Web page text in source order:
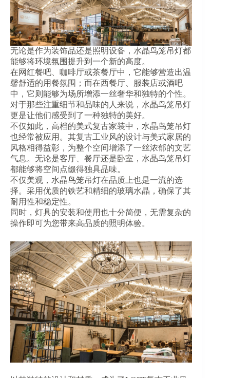
无论是作为装饰品还是照明设备，水晶鸟笼吊灯都
能够将环境氛围提升到一个新的高度。
在网红餐吧、咖啡厅或茶餐厅中，它能够营造出温
馨舒适的用餐氛围；而在西餐厅、服装店或酒吧
中，它则能够为场所增添一丝奢华和独特的个性。
对于那些注重细节和品味的人来说，水晶鸟笼吊灯
更是让他们感受到了一种独特的美好。
不仅如此，高档的美式复古家装中，水晶鸟笼吊灯
也经常被应用。其复古工业风的设计与美式家居的
风格相得益彰，为整个空间增添了一丝浓郁的文艺
气息。无论是客厅、餐厅还是卧室，水晶鸟笼吊灯
都能够将空间点缀得独具品味。
不仅美观，水晶鸟笼吊灯在品质上也是一流的选
择。采用优质的铁艺和精细的玻璃水晶，确保了其
耐用性和稳定性。
同时，灯具的安装和使用也十分简便，无需复杂的
操作即可为您带来高品质的照明体验。